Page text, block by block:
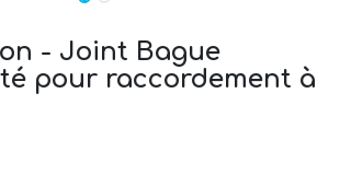
- Joint Bague
pour raccordement à